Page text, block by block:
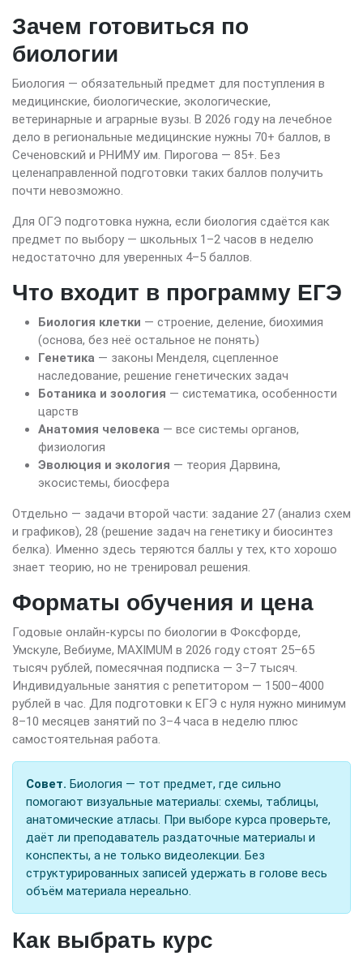
Зачем готовиться по
биологии
Биология — обязательный предмет для поступления в
медицинские, биологические, экологические,
ветеринарные и аграрные вузы. В 2026 году на лечебное
дело в региональные медицинские нужны 70+ баллов, в
Сеченовский и РНИМУ им. Пирогова — 85+. Без
целенаправленной подготовки таких баллов получить
почти невозможно.
Для ОГЭ подготовка нужна, если биология сдаётся как
предмет по выбору — школьных 1–2 часов в неделю
недостаточно для уверенных 4–5 баллов.
Что входит в программу ЕГЭ
Биология клетки — строение, деление, биохимия
(основа, без неё остальное не понять)
Генетика — законы Менделя, сцепленное
наследование, решение генетических задач
Ботаника и зоология — систематика, особенности
царств
Анатомия человека — все системы органов,
физиология
Эволюция и экология — теория Дарвина,
экосистемы, биосфера
Отдельно — задачи второй части: задание 27 (анализ схем
и графиков), 28 (решение задач на генетику и биосинтез
белка). Именно здесь теряются баллы у тех, кто хорошо
знает теорию, но не тренировал решения.
Форматы обучения и цена
Годовые онлайн-курсы по биологии в Фоксфорде,
Умскуле, Вебиуме, MAXIMUM в 2026 году стоят 25–65
тысяч рублей, помесячная подписка — 3–7 тысяч.
Индивидуальные занятия с репетитором — 1500–4000
рублей в час. Для подготовки к ЕГЭ с нуля нужно минимум
8–10 месяцев занятий по 3–4 часа в неделю плюс
самостоятельная работа.
Совет. Биология — тот предмет, где сильно
помогают визуальные материалы: схемы, таблицы,
анатомические атласы. При выборе курса проверьте,
даёт ли преподаватель раздаточные материалы и
конспекты, а не только видеолекции. Без
структурированных записей удержать в голове весь
объём материала нереально.
Как выбрать курс